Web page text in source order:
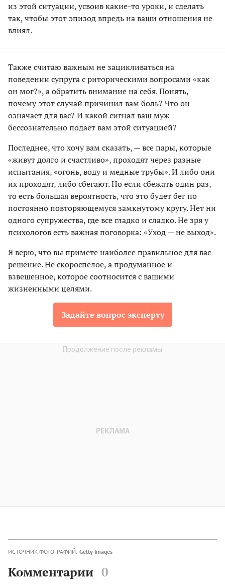
из этой ситуации, усвоив какие-то уроки, и сделать
так, чтобы этот эпизод впредь на ваши отношения не
влиял.
Также считаю важным не зацикливаться на
поведении супруга с риторическими вопросами «как
он мог?», а обратить внимание на себя. Понять,
почему этот случай причинил вам боль? Что он
означает для вас? И какой сигнал ваш муж
бессознательно подает вам этой ситуацией?
Последнее, что хочу вам сказать, — все пары, которые
«живут долго и счастливо», проходят через разные
испытания, «огонь, воду и медные трубы». И либо они
их проходят, либо сбегают. Но если сбежать один раз,
то есть большая вероятность, что это будет бег по
постоянно повторяющемуся замкнутому кругу. Нет ни
одного супружества, где все гладко и сладко. Не зря у
психологов есть важная поговорка: «Уход — не выход».
Я верю, что вы примете наиболее правильное для вас
решение. Не скороспелое, а продуманное и
взвешенное, которое соотносится с вашими
жизненными целями.
Задайте вопрос эксперту
ИСТОЧНИК ФОТОГРАФИЙ: Getty Images
Комментарии 0